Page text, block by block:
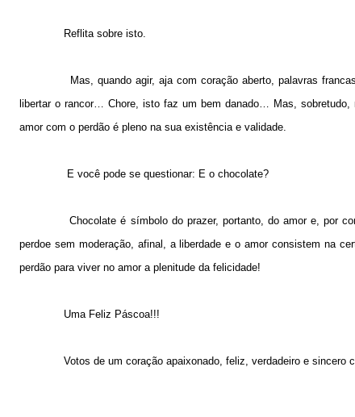
Reflita sobre isto.
Mas, quando agir, aja com coração aberto, palavras
libertar o rancor… Chore, isto faz um bem danado… Mas,
amor com o perdão é pleno na sua existência e validade.
E você pode se questionar: E o chocolate?
Chocolate é símbolo do prazer, portanto, do amor e, por
perdoe sem moderação, afinal, a liberdade e o amor consistem na
perdão para viver no amor a plenitude da felicidade!
Uma Feliz Páscoa!!!
Votos de um coração apaixonado, feliz, verdadeiro e